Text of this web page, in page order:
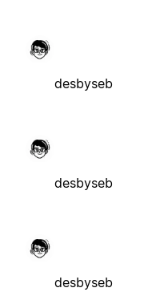
desbyseb
desbyseb
desbyseb